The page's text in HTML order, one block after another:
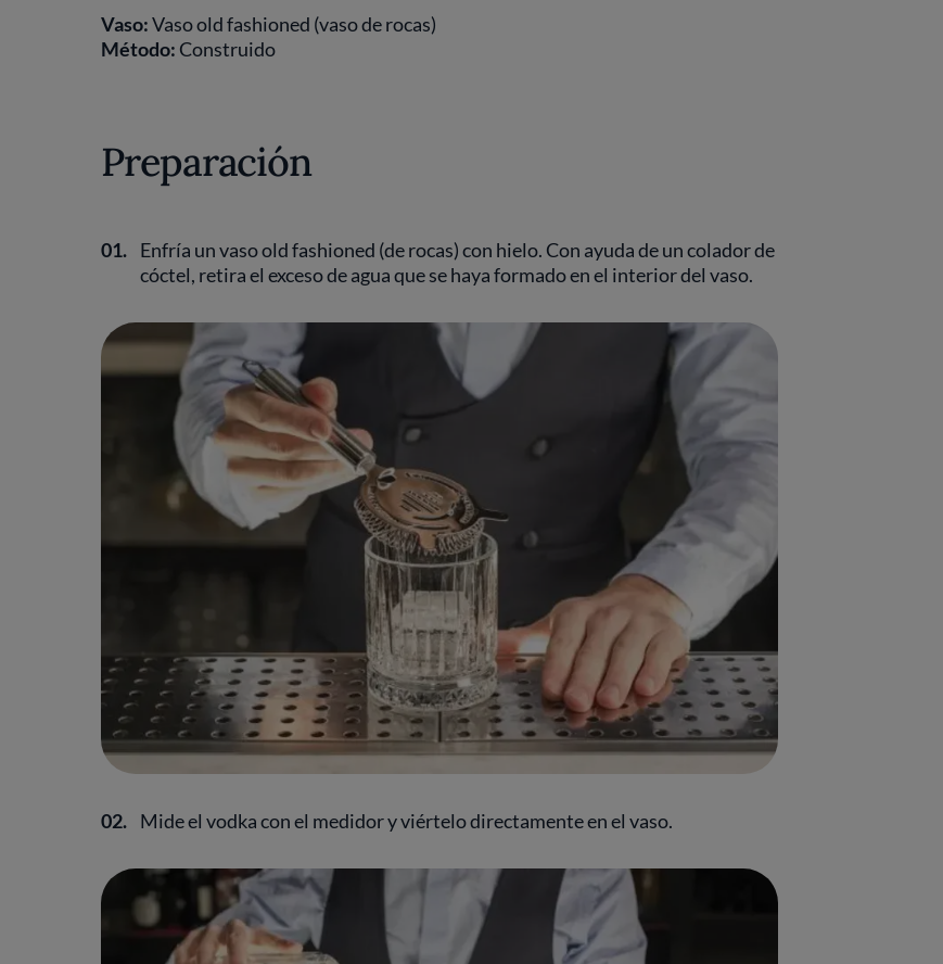
Vaso:Vaso old fashioned (vaso de rocas)
Método: Construido
Preparación
01. Enfría un vaso old fashioned (de rocas) con hielo. Con ayuda de un colador de
cóctel, retira el exceso de agua que se haya formado en el interior del vaso.
02. Mide el vodka con el medidor y viértelo directamente en el vaso.